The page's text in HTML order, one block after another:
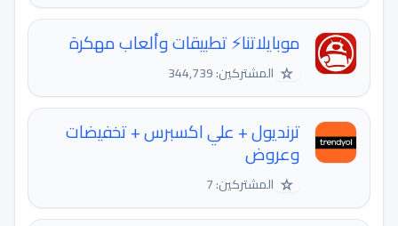
موبايلاتنا⚡️ تطبيقات وألعاب مهكرة
☆ المشتركين: 344,739
ترنديول + علي اكسبرس + تخفيضات
وعروض
☆ المشتركين: 7